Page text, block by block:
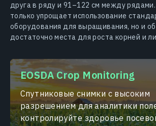
друга в ряду и 91–122 см между
только упрощает использование
оборудования для выращивания, но и
достаточно места для роста корней и
EOSDA Crop Monitoring
Спутниковые снимки с высоким
разрешением для аналитики
контролируйте здоровье